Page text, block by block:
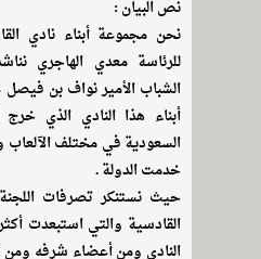
نص البيان :
نحن مجموعة أبناء نادي
للرئاسة معدي الهاجري
الشباب الأمير نواف بن
أبناء هذا النادي الذي
السعودية في مختلف الآلعاب
خدمت الدولة .
حيث نستنكر تصرفات
النادي ومن أعضاء شرفه